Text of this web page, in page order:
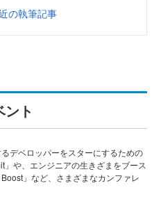
の執筆記事
ント
デベロッパーをスターにするための
や、エンジニアの生きざまをブース
」など、さまざまなカンファレ